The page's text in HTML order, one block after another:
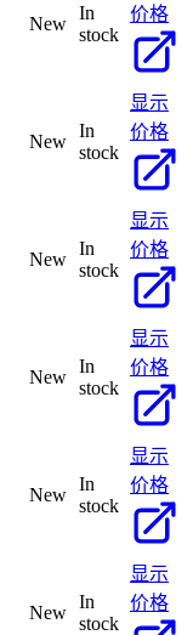
New
In
stock
价格
New
In
stock
显示
价格
New
In
stock
显示
价格
New
In
stock
显示
价格
New
In
stock
显示
价格
New
In
stock
显示
价格